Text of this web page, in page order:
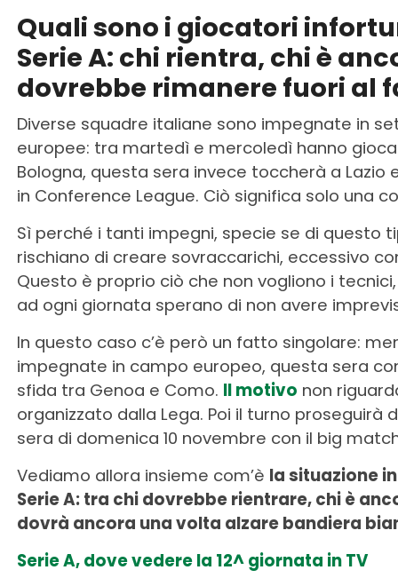
Quali sono i giocatori
Serie A: chi rientra, chi è
dovrebbe rimanere fuori al
Diverse squadre italiane sono impegnate in
europee: tra martedì e mercoledì hanno
Bologna, questa sera invece toccherà a Lazio
in Conference League. Ciò significa solo una
Sì perché i tanti impegni, specie se di questo
rischiano di creare sovraccarichi, eccessivo
Questo è proprio ciò che non vogliono i
ad ogni giornata sperano di non avere
In questo caso c’è però un fatto singolare:
impegnate in campo europeo, questa sera
sfida tra Genoa e Como. Il motivo non
organizzato dalla Lega. Poi il turno
sera di domenica 10 novembre con il big
Vediamo allora insieme com’è la situazione
Serie A: tra chi dovrebbe rientrare, chi è
dovrà ancora una volta alzare bandiera
Serie A, dove vedere la 12^ giornata in TV